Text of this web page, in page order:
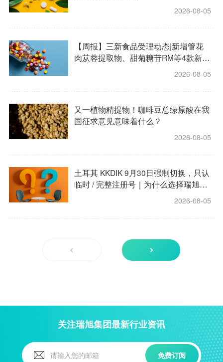
2026-08-05
【周报】三新食品受理动态|新增管花
肉苁蓉提取物、甜菊糖苷RM等4款新物
2026-08-05
又一植物精提物！咖啡豆总绿原酸在我
国征求意见意味着什么？
2026-08-05
土耳其 KKDIK 9月30日强制切换，只认
临时 / 完整注册号｜为什么选择瑞旭集
2026-08-05
关注瑞旭集团最新行业资讯
免费订阅